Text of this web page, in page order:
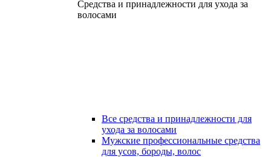
Средства и принадлежности для ухода за
волосами
Все средства и принадлежности для
ухода за волосами
Мужские профессиональные средства
для усов, бороды, волос